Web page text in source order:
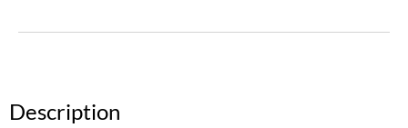
Description